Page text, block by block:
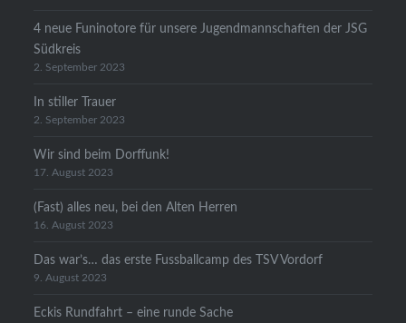
4 neue Funinotore für unsere Jugendmannschaften der JSG
Südkreis
2. September 2023
In stiller Trauer
2. September 2023
Wir sind beim Dorffunk!
17. August 2023
(Fast) alles neu, bei den Alten Herren
16. August 2023
Das war’s… das erste Fussballcamp des TSV Vordorf
9. August 2023
Eckis Rundfahrt – eine runde Sache